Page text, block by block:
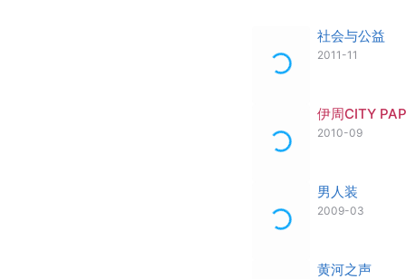
社会与公益
2011-11
伊周CITY
2010-09
男人装
2009-03
黄河之声